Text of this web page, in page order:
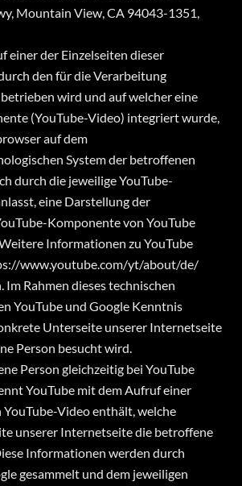
Mountain View, CA 94043-1351,
einer der Einzelseiten dieser
den für die Verarbeitung
wird und auf welcher eine
(YouTube-Video) integriert wurde,
auf dem
System der betroffenen
durch die jeweilige YouTube-
eine Darstellung der
Komponente von YouTube
Informationen zu YouTube
www.youtube.com/yt/about/de/
Im Rahmen dieses technischen
YouTube und Google Kenntnis
Unterseite unserer Internetseite
Person besucht wird.
Person gleichzeitig bei YouTube
YouTube mit dem Aufruf einer
Video enthält, welche
unserer Internetseite die betroffene
Informationen werden durch
gesammelt und dem jeweiligen